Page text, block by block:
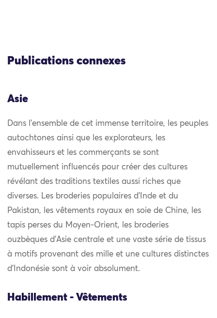
Publications connexes
Asie
Dans l’ensemble de cet immense territoire, les peuples
autochtones ainsi que les explorateurs, les
envahisseurs et les commerçants se sont
mutuellement influencés pour créer des cultures
révélant des traditions textiles aussi riches que
diverses. Les broderies populaires d’Inde et du
Pakistan, les vêtements royaux en soie de Chine, les
tapis perses du Moyen-Orient, les broderies
ouzbèques d’Asie centrale et une vaste série de tissus
à motifs provenant des mille et une cultures distinctes
d’Indonésie sont à voir absolument.
Habillement - Vêtements